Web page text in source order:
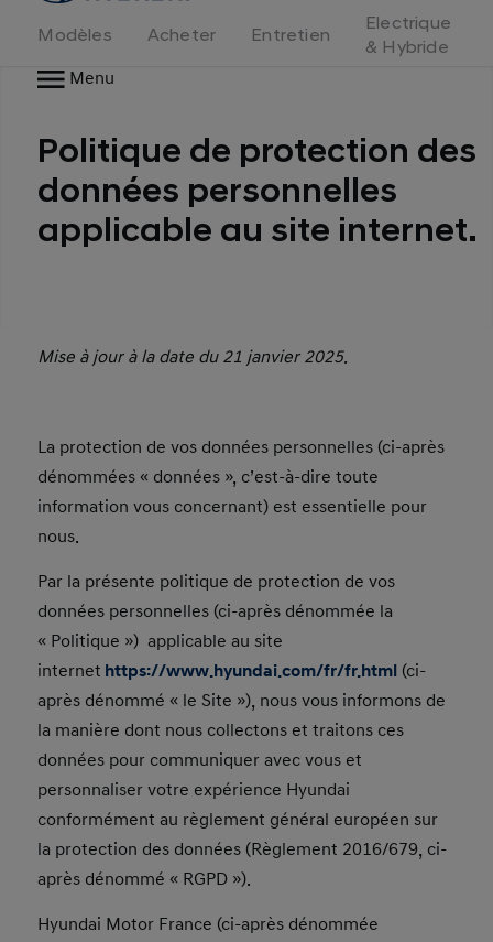
d'accueil
Modèles Acheter Entretien
Electrique
& Hybride
Menu
Politique de protection des
données personnelles
applicable au site internet.
Mise à jour à la date du 21 janvier 2025.
La protection de vos données personnelles (ci-après
dénommées « données », c’est-à-dire toute
information vous concernant) est essentielle pour
nous.
Par la présente politique de protection de vos
données personnelles (ci-après dénommée la
« Politique ») applicable au site
internet https://www.hyundai.com/fr/fr.html (ci-
après dénommé « le Site »), nous vous informons de
la manière dont nous collectons et traitons ces
données pour communiquer avec vous et
personnaliser votre expérience Hyundai
conformément au règlement général européen sur
la protection des données (Règlement 2016/679, ci-
après dénommé « RGPD »).
Hyundai Motor France (ci-après dénommée